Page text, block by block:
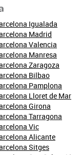
Igualada
Madrid
Valencia
Manresa
Zaragoza
Bilbao
Pamplona
Lloret de Mar
Girona
Tarragona
Vic
Alicante
Sitges